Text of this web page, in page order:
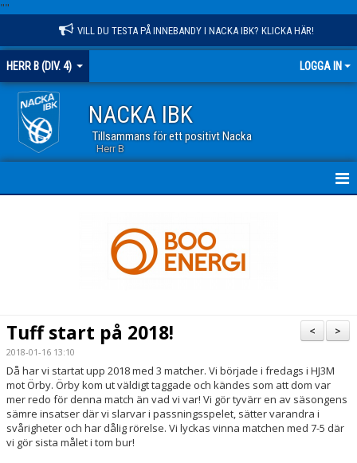
""
VILL DU TESTA PÅ INNEBANDY I NACKA IBK? KLICKA HÄR!
HERR B (DIV. 4) LOGGA IN
NACKA IBK
Tillsammans för ett positivt Nacka
Herr B
MATCHER
SERIER
BILDGALLERI
DOKUMENT
>
<
Tuff start på 2018!
2018-01-16 13:10
Då har vi startat upp 2018 med 3 matcher. Vi började i fredags i HJ3M
mot Örby. Örby kom ut väldigt taggade och kändes som att dom var
mer redo för denna match än vad vi var! Vi gör tyvärr en av säsongens
sämre insatser där vi slarvar i passningsspelet, sätter varandra i
svårigheter och har dålig rörelse. Vi lyckas vinna matchen med 7-5 där
vi gör sista målet i tom bur!